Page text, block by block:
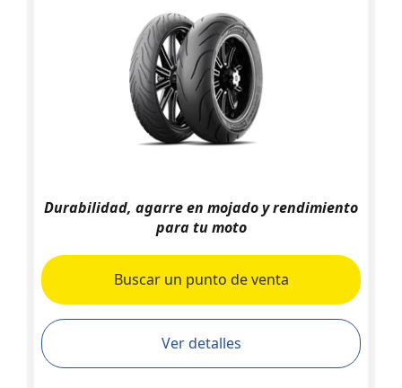
Durabilidad, agarre en mojado y rendimiento
para tu moto
Buscar un punto de venta
Ver detalles